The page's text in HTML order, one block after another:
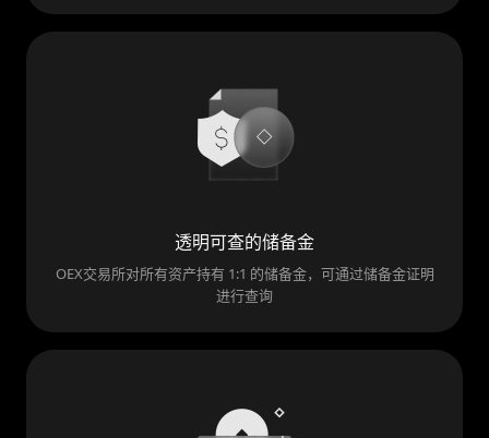
透明可查的储备金
OEX交易所对所有资产持有 1:1 的储备金，可通过储备金证明
进行查询